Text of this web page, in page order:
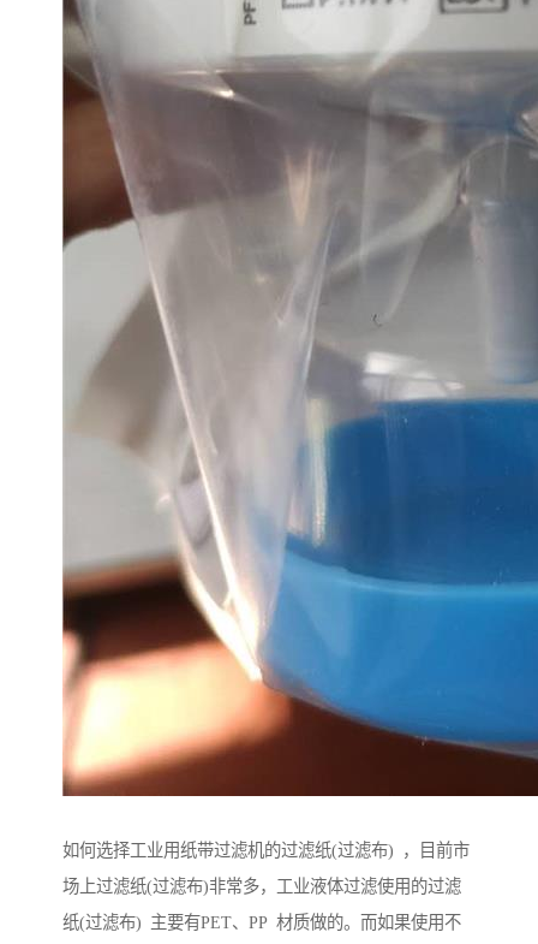
如何选择工业用纸带过滤机的过滤纸(过滤布) ，目前市
场上过滤纸(过滤布)非常多，工业液体过滤使用的过滤
纸(过滤布) 主要有PET、PP 材质做的。而如果使用不